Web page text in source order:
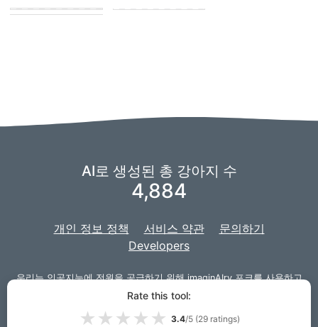
puppies
AI로 생성된 총 강아지 수
4,884
개인 정보 정책 서비스 약관
문의하기
Developers
우리는 인공지능에 전원을 공급하기 위해imaginAIry포크를 사용하고
그리고 우리 프로젝트는 웹 사이트를 위해
Rate this tool:
★ ★ ★ ★ ★ 3.4/5 (29ratings)